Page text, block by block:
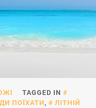
TAGGED IN
ПОЇХАТИ,
ЛІТНІЙ